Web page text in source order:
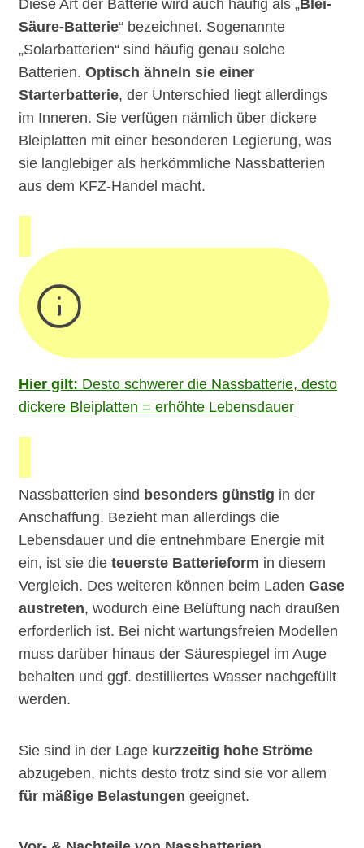
Diese Art der Batterie wird auch häufig als „Blei-
Säure-Batterie“ bezeichnet. Sogenannte
„Solarbatterien“ sind häufig genau solche
Batterien. Optisch ähneln sie einer
Starterbatterie, der Unterschied liegt allerdings
im Inneren. Sie verfügen nämlich über dickere
Bleiplatten mit einer besonderen Legierung, was
sie langlebiger als herkömmliche Nassbatterien
aus dem KFZ-Handel macht.
Hier gilt: Desto schwerer die Nassbatterie, desto
dickere Bleiplatten = erhöhte Lebensdauer
Nassbatterien sind besonders günstig in der
Anschaffung. Bezieht man allerdings die
Lebensdauer und die entnehmbare Energie mit
ein, ist sie die teuerste Batterieform in diesem
Vergleich. Des weiteren können beim Laden Gase
austreten, wodurch eine Belüftung nach draußen
erforderlich ist. Bei nicht wartungsfreien Modellen
muss darüber hinaus der Säurespiegel im Auge
behalten und ggf. destilliertes Wasser nachgefüllt
werden.
Sie sind in der Lage kurzzeitig hohe Ströme
abzugeben, nichts desto trotz sind sie vor allem
für mäßige Belastungen geeignet.